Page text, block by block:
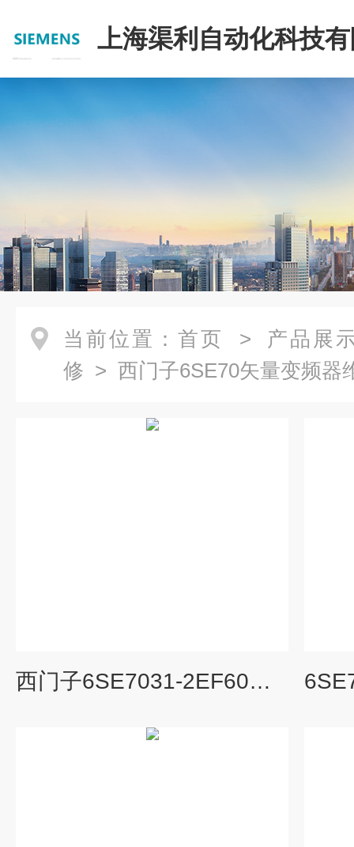
上海渠利自动化科技
当前位置： 首页 > 产品展
修 > 西门子6SE70矢量变频器
西门子6SE7031-2EF60变频器维修